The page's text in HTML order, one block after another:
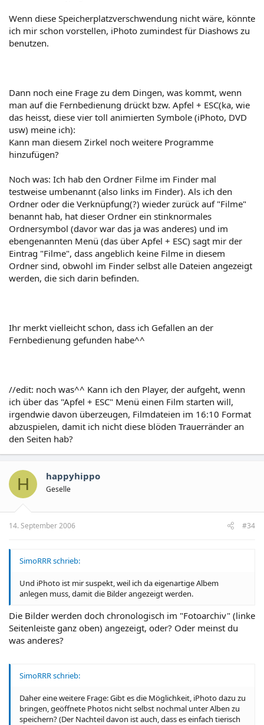
Wenn diese Speicherplatzverschwendung nicht wäre, könnte
ich mir schon vorstellen, iPhoto zumindest für Diashows zu
benutzen.
Dann noch eine Frage zu dem Dingen, was kommt, wenn
man auf die Fernbedienung drückt bzw. Apfel + ESC(ka, wie
das heisst, diese vier toll animierten Symbole (iPhoto, DVD
usw) meine ich):
Kann man diesem Zirkel noch weitere Programme
hinzufügen?
Noch was: Ich hab den Ordner Filme im Finder mal
testweise umbenannt (also links im Finder). Als ich den
Ordner oder die Verknüpfung(?) wieder zurück auf "Filme"
benannt hab, hat dieser Ordner ein stinknormales
Ordnersymbol (davor war das ja was anderes) und im
ebengenannten Menü (das über Apfel + ESC) sagt mir der
Eintrag "Filme", dass angeblich keine Filme in diesem
Ordner sind, obwohl im Finder selbst alle Dateien angezeigt
werden, die sich darin befinden.
Ihr merkt vielleicht schon, dass ich Gefallen an der
Fernbedienung gefunden habe^^
//edit: noch was^^ Kann ich den Player, der aufgeht, wenn
ich über das "Apfel + ESC" Menü einen Film starten will,
irgendwie davon überzeugen, Filmdateien im 16:10 Format
abzuspielen, damit ich nicht diese blöden Trauerränder an
den Seiten hab?
H happyhippo
Geselle
14. September 2006 #34
SimoRRR schrieb:
Und iPhoto ist mir suspekt, weil ich da eigenartige Albem
anlegen muss, damit die Bilder angezeigt werden.
Die Bilder werden doch chronologisch im "Fotoarchiv" (linke
Seitenleiste ganz oben) angezeigt, oder? Oder meinst du
was anderes?
SimoRRR schrieb:
Daher eine weitere Frage: Gibt es die Möglichkeit, iPhoto dazu zu
bringen, geöffnete Photos nicht selbst nochmal unter Alben zu
speichern? (Der Nachteil davon ist auch, dass es einfach tierisch